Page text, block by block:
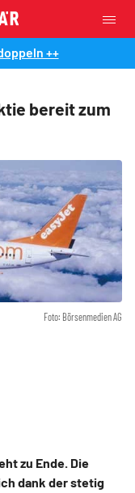
++
bereit zum
Foto: Börsenmedien AG
zu Ende. Die
dank der stetig